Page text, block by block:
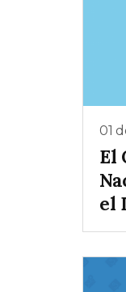
01
El
el